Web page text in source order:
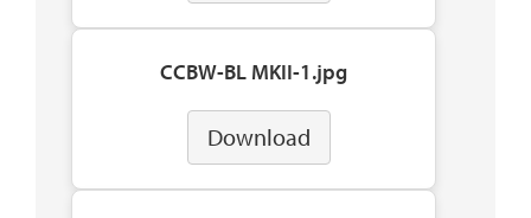
CCBW-BL MKII-1.jpg
Download